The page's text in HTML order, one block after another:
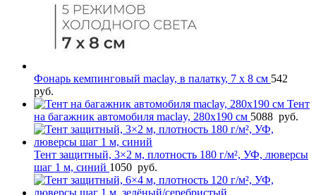
Фонарь кемпинговый maclay, в палатку, 7 х 8 см 542
руб.
Тент
на багажник автомобиля maclay, 280х190 см 5088 руб.
Тент защитный, 3×2 м, плотность 180 г/м², УФ, люверсы
шаг 1 м, синий 1050 руб.